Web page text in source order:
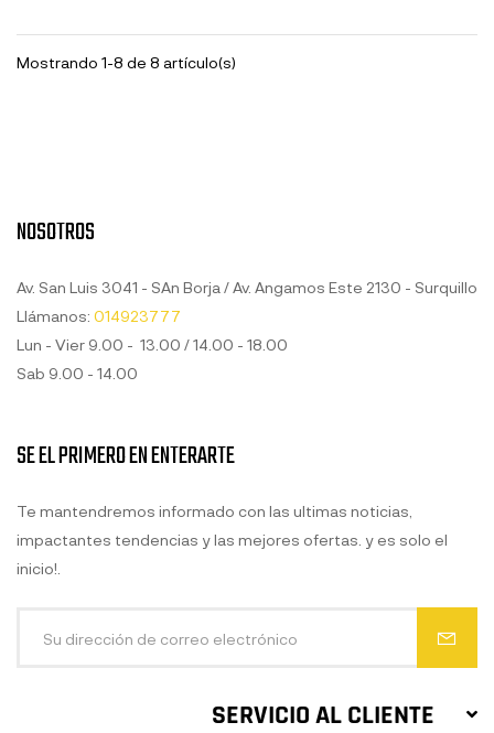
Mostrando 1-8 de 8 artículo(s)
NOSOTROS
Av. San Luis 3041 - SAn Borja / Av. Angamos Este 2130 - Surquillo
Llámanos: 014923777
Lun - Vier 9.00 - 13.00 / 14.00 - 18.00
Sab 9.00 - 14.00
SERVICIO AL CLIENTE
SE EL PRIMERO EN ENTERARTE
Te mantendremos informado con las ultimas noticias,
impactantes tendencias y las mejores ofertas. y es solo el
inicio!.